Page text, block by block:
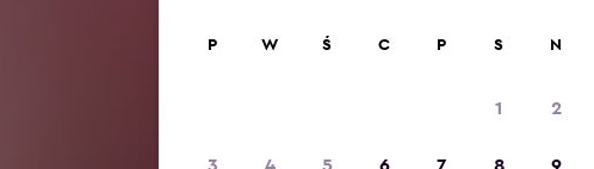
P W Ś C P S N
1 2